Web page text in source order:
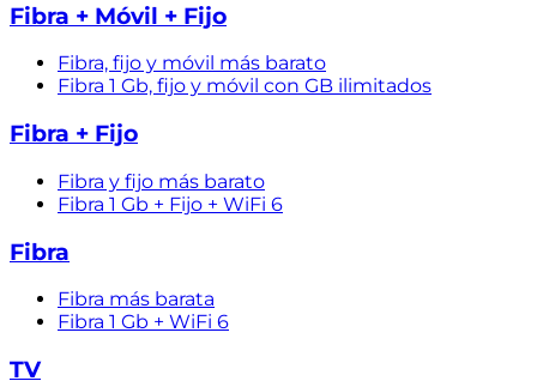
Fibra + Móvil + Fijo
Fibra, fijo y móvil más barato
Fibra 1 Gb, fijo y móvil con GB ilimitados
Fibra + Fijo
Fibra y fijo más barato
Fibra 1 Gb + Fijo + WiFi 6
Fibra
Fibra más barata
Fibra 1 Gb + WiFi 6
TV